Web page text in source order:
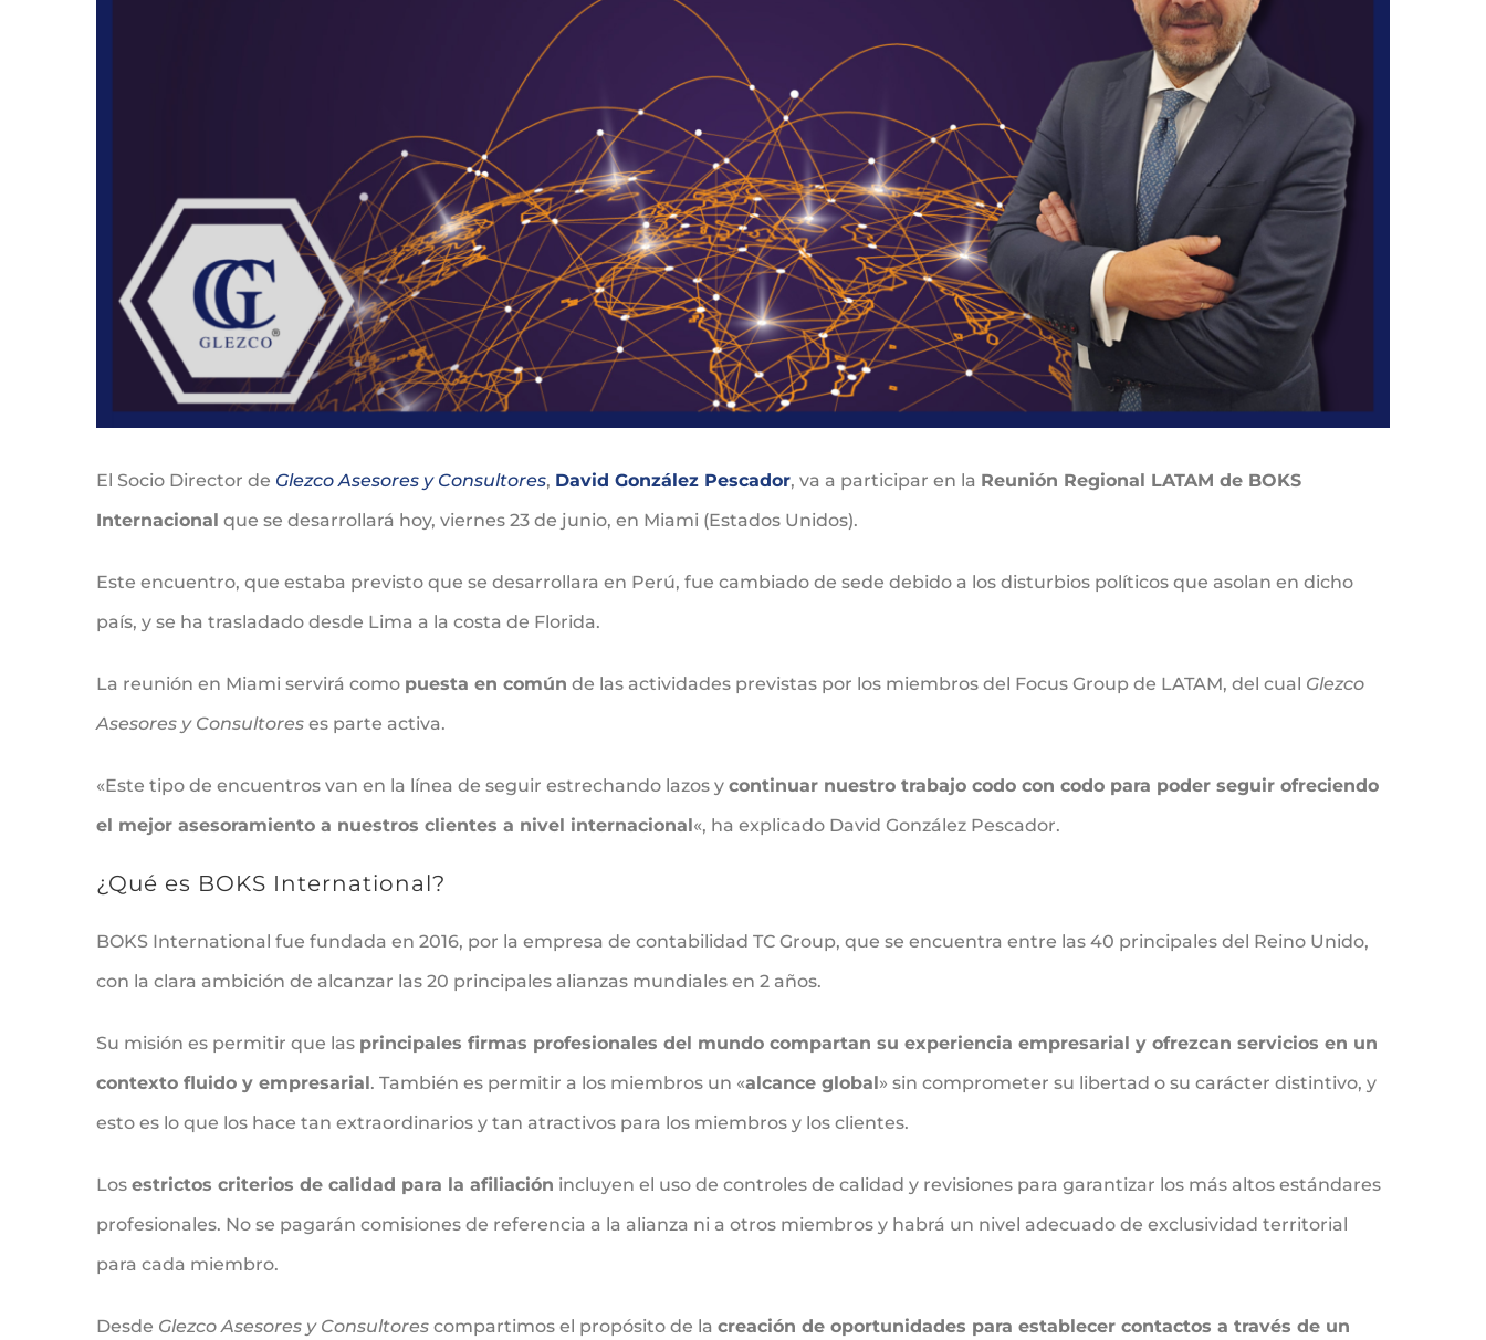
El Socio Director de Glezco Asesores y Consultores, David González Pescador, va a participar en la Reunión Regional LATAM de BOKS
Internacional que se desarrollará hoy, viernes 23 de junio, en Miami (Estados Unidos).
Este encuentro, que estaba previsto que se desarrollara en Perú, fue cambiado de sede debido a los disturbios políticos que asolan en dicho
país, y se ha trasladado desde Lima a la costa de Florida.
La reunión en Miami servirá como puesta en común de las actividades previstas por los miembros del Focus Group de LATAM, del cual Glezco
Asesores y Consultores es parte activa.
«Este tipo de encuentros van en la línea de seguir estrechando lazos y continuar nuestro trabajo codo con codo para poder seguir ofreciendo
el mejor asesoramiento a nuestros clientes a nivel internacional«, ha explicado David González Pescador.
¿Qué es BOKS International?
BOKS International fue fundada en 2016, por la empresa de contabilidad TC Group, que se encuentra entre las 40 principales del Reino Unido,
con la clara ambición de alcanzar las 20 principales alianzas mundiales en 2 años.
Su misión es permitir que las principales firmas profesionales del mundo compartan su experiencia empresarial y ofrezcan servicios en un
contexto fluido y empresarial. También es permitir a los miembros un «alcance global» sin comprometer su libertad o su carácter distintivo, y
esto es lo que los hace tan extraordinarios y tan atractivos para los miembros y los clientes.
Los estrictos criterios de calidad para la afiliación incluyen el uso de controles de calidad y revisiones para garantizar los más altos estándares
profesionales. No se pagarán comisiones de referencia a la alianza ni a otros miembros y habrá un nivel adecuado de exclusividad territorial
para cada miembro.
Desde Glezco Asesores y Consultores compartimos el propósito de la creación de oportunidades para establecer contactos a través de un